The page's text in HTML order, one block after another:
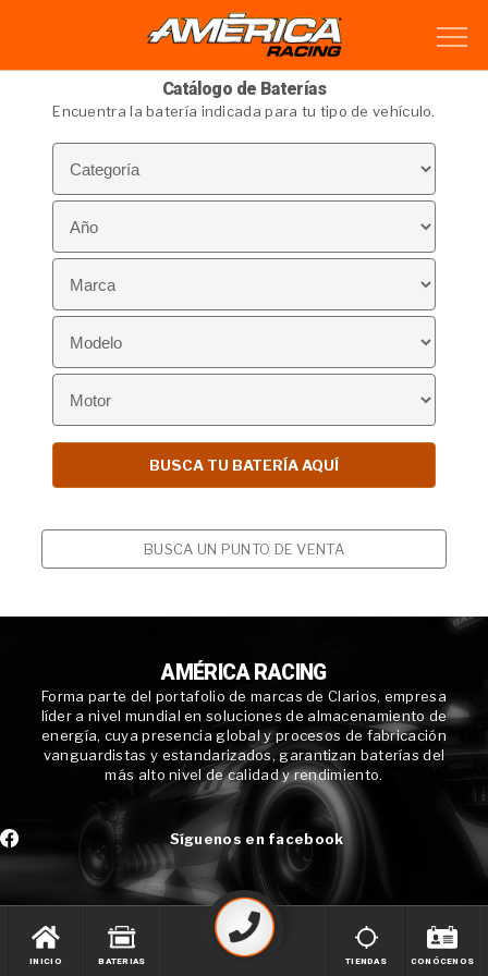
Catálogo de Baterías
Encuentra la batería indicada para tu tipo de vehículo.
BUSCA UN PUNTO DE VENTA
AMÉRICA RACING
Forma parte del portafolio de marcas de Clarios, empresa
líder a nivel mundial en soluciones de almacenamiento de
energía, cuya presencia global y procesos de fabricación
vanguardistas y estandarizados, garantizan baterías del
más alto nivel de calidad y rendimiento.
Síguenos en facebook
INICIO BATERIAS TIENDAS CONÓCENOS